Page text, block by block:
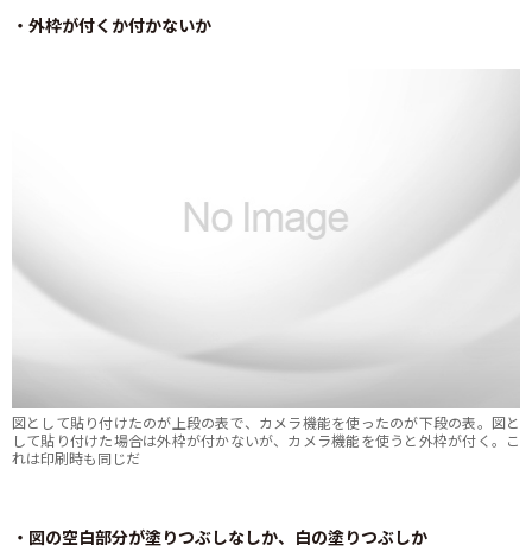
・外枠が付くか付かないか
図として貼り付けたのが上段の表で、カメラ機能を使ったのが下段の表。図と
して貼り付けた場合は外枠が付かないが、カメラ機能を使うと外枠が付く。こ
れは印刷時も同じだ
・図の空白部分が塗りつぶしなしか、白の塗りつぶしか